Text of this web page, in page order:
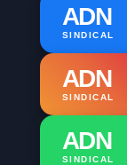
ADN
SINDICAL
ADN
SINDICAL
ADN
SINDICAL